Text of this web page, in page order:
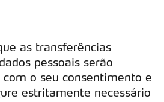
as transferências
pessoais serão
com o seu consentimento e
estritamente necessário